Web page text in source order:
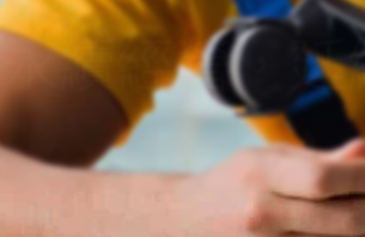
永續經營，延
更多